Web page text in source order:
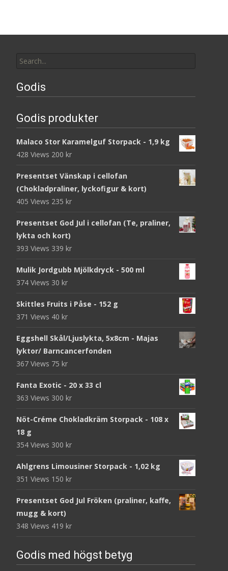
for:
Godis
Godis produkter
Malaco Stor Karamelguf Storpack - 1,9 kg
428 Views 200 kr
Presentset Vänskap i cellofan
(Chokladpraliner, lyckofigur & kort)
405 Views 235 kr
Presentset God Jul i cellofan (Te, praliner,
lykta och kort)
393 Views 339 kr
Mulik Jordgubb Mjölkdryck - 500 ml
374 Views 30 kr
Skittles Fruits i Påse - 152 g
371 Views 40 kr
Eggshell Skål/Ljuslykta, 5x8cm - Majas
lyktor/ Barncancerfonden
367 Views 75 kr
Fanta Exotic - 20 x 33 cl
363 Views 300 kr
Nöt-Créme Chokladkräm Storpack - 108 x
18 g
354 Views 300 kr
Ahlgrens Limousiner Storpack - 1,02 kg
351 Views 150 kr
Presentset God Jul Fröken (praliner, kaffe,
mugg & kort)
348 Views 419 kr
Godis med högst betyg